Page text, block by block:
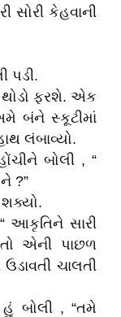
સોરી કેહવાની
પડી.
ફરશે. એક
બંને સ્કૂટીમાં
લંબાવ્યો.
બોલી , “
?”
આકૃતિને સારી
એની પાછળ
ચાલતી
બોલી , “તમે